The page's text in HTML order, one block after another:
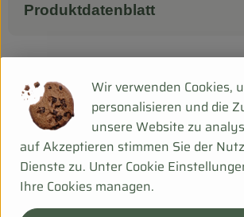
Produktdatenblatt
Herkunft
Hersteller: Weiling GmbH
48653 Coesfeld Deutschland
zur Webseite
Wir verwenden Cookies,
personalisieren und die
unsere Website zu
auf Akzeptieren stimmen Sie der
Dienste zu. Unter Cookie
Ihre Cookies managen.